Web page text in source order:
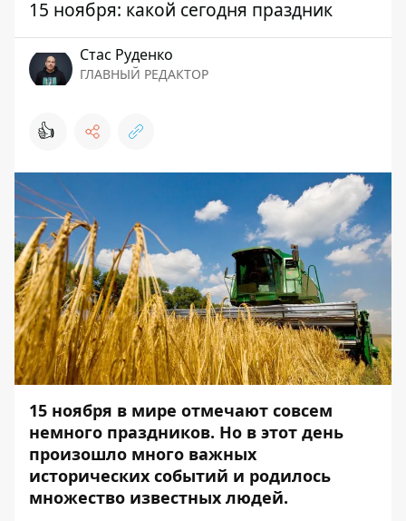
15 ноября: какой сегодня праздник
Стаc Руденко
ГЛАВНЫЙ РЕДАКТОР
👍
15 ноября в мире отмечают совсем
немного праздников. Но в этот день
произошло много важных
исторических событий и родилось
множество известных людей.